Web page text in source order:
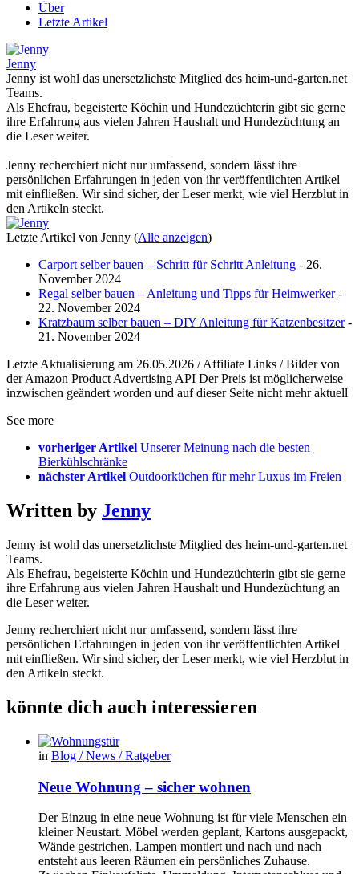
Über
Letzte Artikel
Jenny
Jenny ist wohl das unersetzlichste Mitglied des heim-und-garten.net
Teams.
Als Ehefrau, begeisterte Köchin und Hundezüchterin gibt sie gerne
ihre Erfahrung aus vielen Jahren Haushalt und Hundezüchtung an
die Leser weiter.
Jenny recherchiert nicht nur umfassend, sondern lässt ihre
persönlichen Erfahrungen in jeden von ihr veröffentlichten Artikel
mit einfließen. Wir sind sicher, der Leser merkt, wie viel Herzblut in
den Artikeln steckt.
Letzte Artikel von Jenny (Alle anzeigen)
Carport selber bauen – Schritt für Schritt Anleitung - 26.
November 2024
Regal selber bauen – Anleitung und Tipps für Heimwerker-
22. November 2024
Kratzbaum selber bauen – DIY Anleitung für Katzenbesitzer-
21. November 2024
Letzte Aktualisierung am 26.05.2026 / Affiliate Links / Bilder von
der Amazon Product Advertising API Der Preis ist möglicherweise
inzwischen geändert worden und auf dieser Seite nicht mehr aktuell
See more
vorheriger Artikel Unserer Meinung nach die besten
Bierkühlschränke
nächster Artikel Outdoorküchen für mehr Luxus im Freien
Written by Jenny
Jenny ist wohl das unersetzlichste Mitglied des heim-und-garten.net
Teams.
Als Ehefrau, begeisterte Köchin und Hundezüchterin gibt sie gerne
ihre Erfahrung aus vielen Jahren Haushalt und Hundezüchtung an
die Leser weiter.
Jenny recherchiert nicht nur umfassend, sondern lässt ihre
persönlichen Erfahrungen in jeden von ihr veröffentlichten Artikel
mit einfließen. Wir sind sicher, der Leser merkt, wie viel Herzblut in
den Artikeln steckt.
könnte dich auch interessieren
in Blog / News / Ratgeber
Neue Wohnung – sicher wohnen
Der Einzug in eine neue Wohnung ist für viele Menschen ein
kleiner Neustart. Möbel werden geplant, Kartons ausgepackt,
Wände gestrichen, Lampen montiert und nach und nach
entsteht aus leeren Räumen ein persönliches Zuhause.